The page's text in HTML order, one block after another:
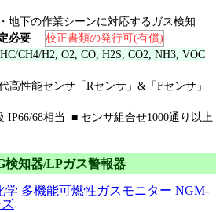
地下の作業シーンに対応するガス検知
必要
校正書類の発行可(有償)
HC/CH4/H2, O2, CO, H2S, CO2, NH3, VOC
性能センサ「Rセンサ」&「Fセンサ」
IP66/68相当 ■ センサ組合せ1000通り以上
検知器/LPガス警報器
学 多機能可燃性ガスモニター NGM-